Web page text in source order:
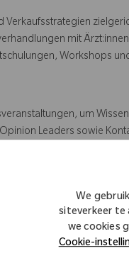
We
siteverkeer te
we cookies
Cookie-
mit
Workshops
um
Leaders sowie
Verkaufsleitung
Marktanalysen sowie
technische
einem vergleichbaren